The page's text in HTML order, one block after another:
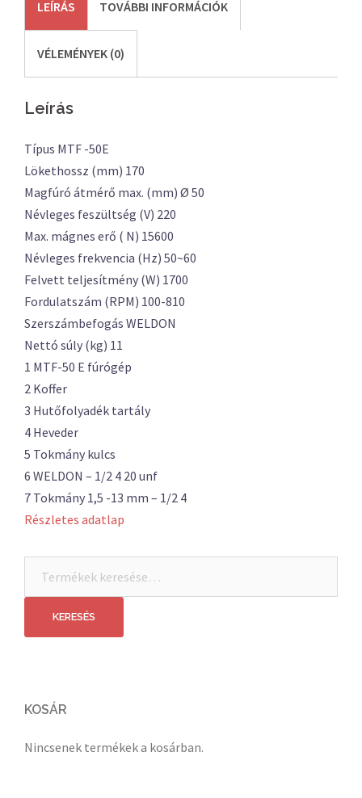
LEÍRÁS TOVÁBBI INFORMÁCIÓK
VÉLEMÉNYEK (0)
Leírás
Típus MTF -50E
Lökethossz (mm) 170
Magfúró átmérő max. (mm) Ø 50
Névleges feszültség (V) 220
Max. mágnes erő ( N) 15600
Névleges frekvencia (Hz) 50~60
Felvett teljesítmény (W) 1700
Fordulatszám (RPM) 100-810
Szerszámbefogás WELDON
Nettó súly (kg) 11
1 MTF-50 E fúrógép
2 Koffer
3 Hutőfolyadék tartály
4 Heveder
5 Tokmány kulcs
6 WELDON – 1/2 4 20 unf
7 Tokmány 1,5 -13 mm – 1/2 4
Részletes adatlap
következőre:
KERESÉS
KOSÁR
Nincsenek termékek a kosárban.